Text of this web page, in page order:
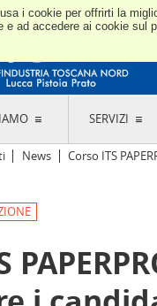
i cookie per offrirti la
e ad accedere ai cookie sul
ASSOCIATIVI
PUBBLICI
DI LUCCA,
SERVIZI
News Corso ITS